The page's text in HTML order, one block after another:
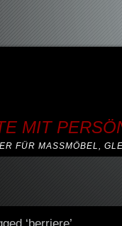
MIT
FÜR MASSMÖBEL,
‘berriere’